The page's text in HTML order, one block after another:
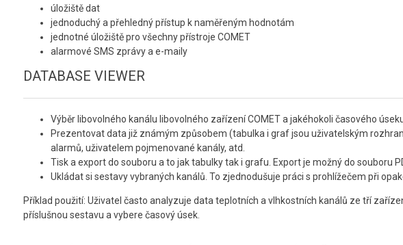
úložiště dat
jednoduchý a přehledný přístup k naměřeným hodnotám
jednotné úložiště pro všechny přístroje COMET
alarmové SMS zprávy a e-maily
DATABASE VIEWER
Výběr libovolného kanálu libovolného zařízení COMET a jakéhokoli časového
Prezentovat data již známým způsobem (tabulka i graf jsou uživatelským
alarmů, uživatelem pojmenované kanály, atd.
Tisk a export do souboru a to jak tabulky tak i grafu. Export je možný do souboru
Ukládat si sestavy vybraných kanálů. To zjednodušuje práci s prohlížečem při
Příklad použití: Uživatel často analyzuje data teplotních a vlhkostních kanálů ze tří
příslušnou sestavu a vybere časový úsek.